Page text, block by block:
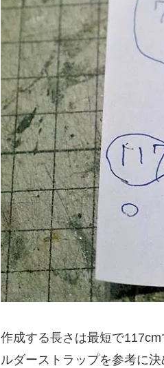
作成する長さは最短で
ルダーストラップを参考に決